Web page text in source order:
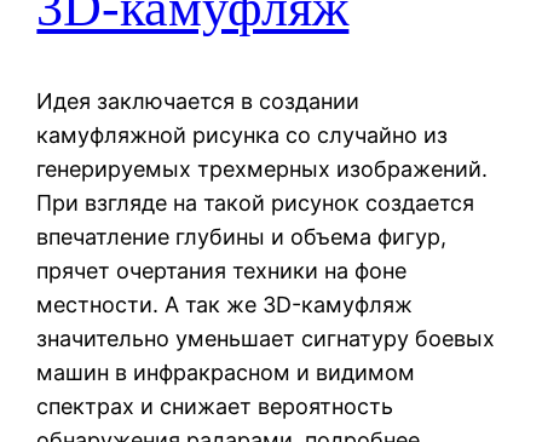
Идея заключается в создании
камуфляжной рисунка со случайно из
генерируемых трехмерных изображений.
При взгляде на такой рисунок создается
впечатление глубины и объема фигур,
прячет очертания техники на фоне
местности. А так же 3D-камуфляж
значительно уменьшает сигнатуру боевых
машин в инфракрасном и видимом
спектрах и снижает вероятность